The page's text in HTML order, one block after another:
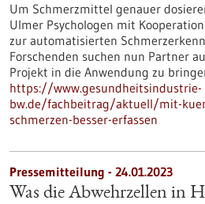
Um Schmerzmittel genauer
Ulmer Psychologen mit
zur automatisierten
Forschenden suchen nun Partner
Projekt in die Anwendung zu
https://www.gesundheitsindustrie-
bw.de/fachbeitrag/aktuell/mit-
schmerzen-besser-erfassen
Pressemitteilung - 24.01.2023
Was die Abwehrzellen in